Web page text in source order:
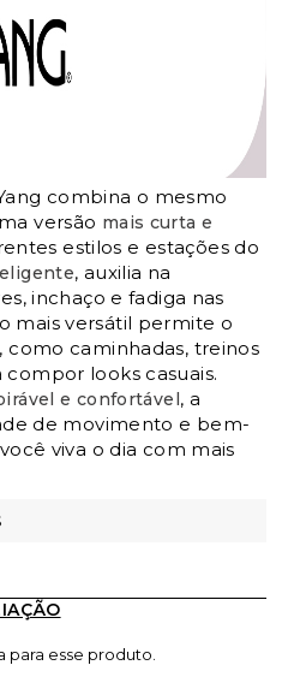
combina o mesmo
versão mais curta e
estilos e estações do
, auxilia na
inchaço e fadiga nas
mais versátil permite o
como caminhadas, treinos
looks casuais.
e confortável, a
de movimento e bem-
viva o dia com mais
para esse produto.